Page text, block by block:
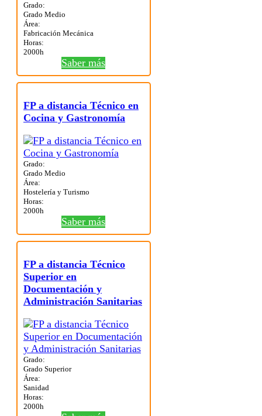
Grado:
Grado Medio
Área:
Fabricación Mecánica
Horas:
2000h
Saber más
FP a distancia Técnico en
Cocina y Gastronomía
Grado:
Grado Medio
Área:
Hostelería y Turismo
Horas:
2000h
Saber más
FP a distancia Técnico
Superior en
Documentación y
Administración Sanitarias
Grado:
Grado Superior
Área:
Sanidad
Horas:
2000h